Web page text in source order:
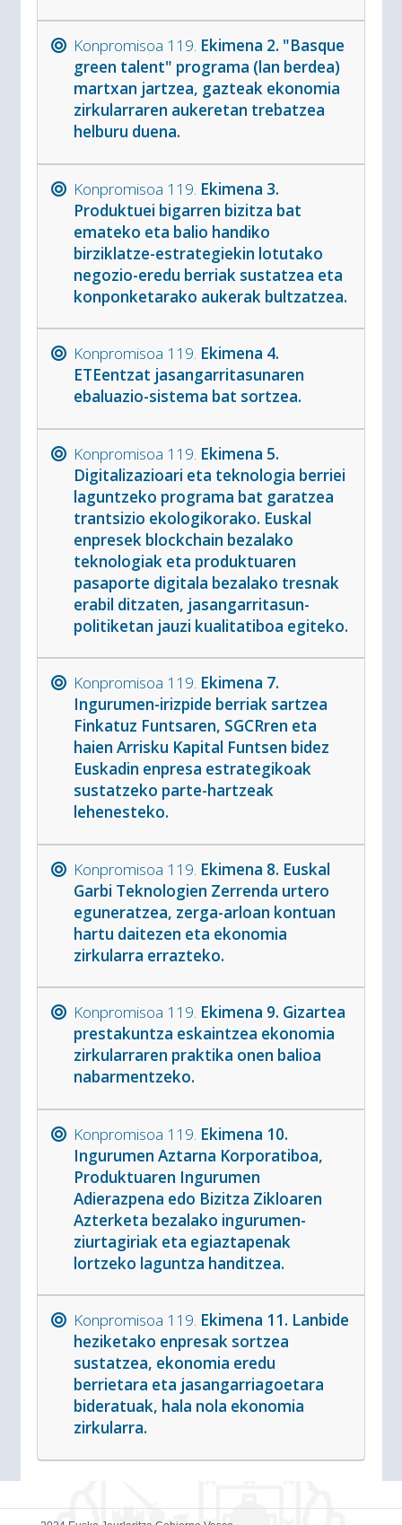
Konpromisoa 119. Ekimena 2. "Basque
green talent" programa (lan berdea)
martxan jartzea, gazteak ekonomia
zirkularraren aukeretan trebatzea
helburu duena.
Konpromisoa 119. Ekimena 3.
Produktuei bigarren bizitza bat
emateko eta balio handiko
birziklatze-estrategiekin lotutako
negozio-eredu berriak sustatzea eta
konponketarako aukerak bultzatzea.
Konpromisoa 119. Ekimena 4.
ETEentzat jasangarritasunaren
ebaluazio-sistema bat sortzea.
Konpromisoa 119. Ekimena 5.
Digitalizazioari eta teknologia berriei
laguntzeko programa bat garatzea
trantsizio ekologikorako. Euskal
enpresek blockchain bezalako
teknologiak eta produktuaren
pasaporte digitala bezalako tresnak
erabil ditzaten, jasangarritasun-
politiketan jauzi kualitatiboa egiteko.
Konpromisoa 119. Ekimena 7.
Ingurumen-irizpide berriak sartzea
Finkatuz Funtsaren, SGCRren eta
haien Arrisku Kapital Funtsen bidez
Euskadin enpresa estrategikoak
sustatzeko parte-hartzeak
lehenesteko.
Konpromisoa 119. Ekimena 8. Euskal
Garbi Teknologien Zerrenda urtero
eguneratzea, zerga-arloan kontuan
hartu daitezen eta ekonomia
zirkularra errazteko.
Konpromisoa 119. Ekimena 9. Gizartea
prestakuntza eskaintzea ekonomia
zirkularraren praktika onen balioa
nabarmentzeko.
Konpromisoa 119. Ekimena 10.
Ingurumen Aztarna Korporatiboa,
Produktuaren Ingurumen
Adierazpena edo Bizitza Zikloaren
Azterketa bezalako ingurumen-
ziurtagiriak eta egiaztapenak
lortzeko laguntza handitzea.
Konpromisoa 119. Ekimena 11. Lanbide
heziketako enpresak sortzea
sustatzea, ekonomia eredu
berrietara eta jasangarriagoetara
bideratuak, hala nola ekonomia
zirkularra.